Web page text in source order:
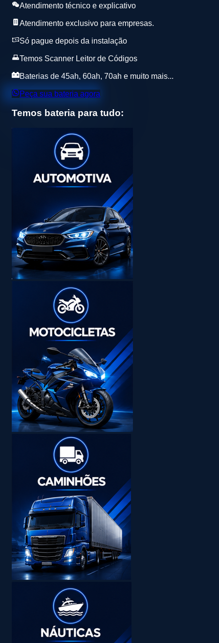
Atendimento técnico e explicativo
Atendimento exclusivo para empresas.
Só pague depois da instalação
Temos Scanner Leitor de Códigos
Baterias de 45ah, 60ah, 70ah e muito mais...
Peça sua bateria agora
Temos bateria para tudo: